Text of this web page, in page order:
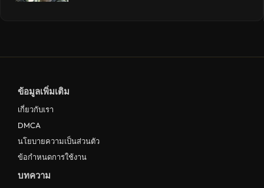
ข้อมูลเพิ่มเติม
เกี่ยวกับเรา
DMCA
นโยบายความเป็นส่วนตัว
ข้อกำหนดการใช้งาน
บทความ